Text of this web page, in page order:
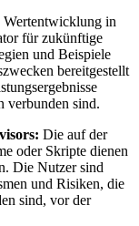
Wertentwicklung in
für zukünftige
und Beispiele
bereitgestellt
verbunden sind.
Die auf der
oder Skripte dienen
Die Nutzer sind
und Risiken, die
sind, vor der